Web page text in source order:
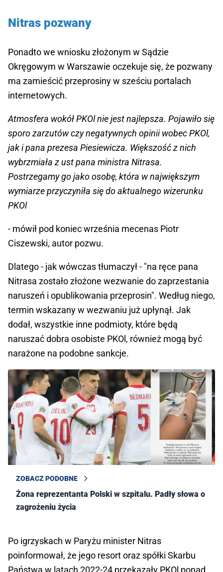
Nitras pozwany
Ponadto we wniosku złożonym w Sądzie
Okręgowym w Warszawie oczekuje się, że pozwany
ma zamieścić przeprosiny w sześciu portalach
internetowych.
Atmosfera wokół PKOl nie jest najlepsza. Pojawiło się
sporo zarzutów czy negatywnych opinii wobec PKOl,
jak i pana prezesa Piesiewicza. Większość z nich
wybrzmiała z ust pana ministra Nitrasa.
Postrzegamy go jako osobę, która w największym
wymiarze przyczyniła się do aktualnego wizerunku
PKOl
- mówił pod koniec września mecenas Piotr
Ciszewski, autor pozwu.
Dlatego - jak wówczas tłumaczył - "na ręce pana
Nitrasa zostało złożone wezwanie do zaprzestania
naruszeń i opublikowania przeprosin". Według niego,
termin wskazany w wezwaniu już upłynął. Jak
dodał, wszystkie inne podmioty, które będą
naruszać dobra osobiste PKOl, również mogą być
narażone na podobne sankcje.
ZOBACZ PODOBNE
Żona reprezentanta Polski w szpitalu. Padły słowa o
zagrożeniu życia
Po igrzyskach w Paryżu minister Nitras
poinformował, że jego resort oraz spółki Skarbu
Państwa w latach 2022-24 przekazały PKOl ponad